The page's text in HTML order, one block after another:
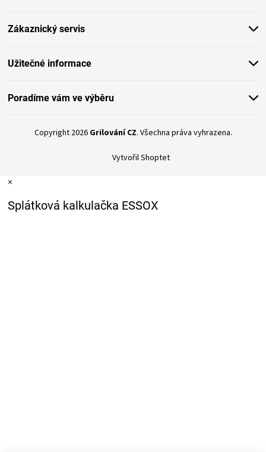
Zákaznický servis
Užitečné informace
Poradíme vám ve výběru
Vytvořil Shoptet
Copyright 2026 Grilování CZ. Všechna práva vyhrazena.
×
Splátková kalkulačka ESSOX